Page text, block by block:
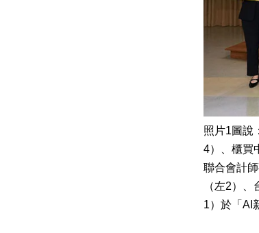
照片1圖說
4）、櫃買
聯合會計
（左2）
1）於「AI